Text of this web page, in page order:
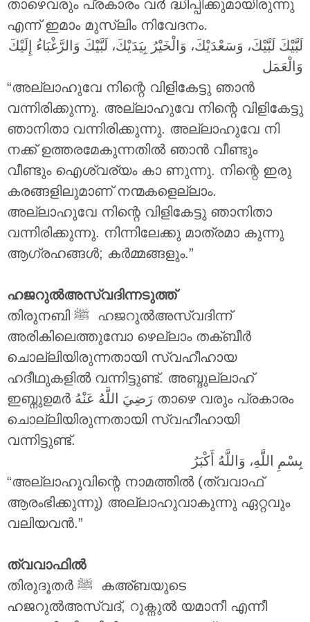
താഴെവരും പ്രകാരം വർ ദ്ധിപ്പിക്കുമായിരുന്നു
എന്ന് ഇമാം മുസ്‌ലിം നിവേദനം.
لَبَّيْكَ لَبَّيْكَ، وَسَعْدَيْكَ، وَالْخَيْرُ بِيَدَيْكَ، لَبَّيْكَ وَالرَّغْبَاءُ إِلَيْكَ
وَالْعَمَل
“അല്ലാഹുവേ നിന്റെ വിളികേട്ടു ഞാൻ
വന്നിരിക്കുന്നു. അല്ലാഹുവേ നിന്റെ വിളികേട്ടു
ഞാനിതാ വന്നിരിക്കുന്നു. അല്ലാഹുവേ നി
നക്ക് ഉത്തരമേകുന്നതിൽ ഞാൻ വീണ്ടും
വീണ്ടും ഐശ്വര്യം കാ ണുന്നു. നിന്റെ ഇരു
കരങ്ങളിലുമാണ് നന്മകളെല്ലാം.
അല്ലാഹുവേ നിന്റെ വിളികേട്ടു ഞാനിതാ
വന്നിരിക്കുന്നു. നിന്നിലേക്കു മാത്രമാ കുന്നു
ആഗ്രഹങ്ങൾ; കർമ്മങ്ങളും.”
ഹജറുൽഅസ്വദിന്നടുത്ത്
തിരുനബി ‎ﷺ ഹജറുൽഅസ്വദിന്ന്
അരികിലെത്തുമ്പോ ഴെല്ലാം തക്ബീർ
ചൊല്ലിയിരുന്നതായി സ്വഹീഹായ
ഹദീഥുകളിൽ വന്നിട്ടുണ്ട്. അബ്ദുല്ലാഹ്
ഇബ്നുഉമർ رَضِيَ اللَّهُ عَنْهُ താഴെ വരും പ്രകാരം
ചൊല്ലിയിരുന്നതായി സ്വഹീഹായി
വന്നിട്ടുണ്ട്.
بِسْمِ اللَّهِ، وَاللَّهُ أَكْبَرُ
“അല്ലാഹുവിന്റെ നാമത്തിൽ (ത്വവാഫ്
ആരംഭിക്കുന്നു) അല്ലാഹുവാകുന്നു ഏറ്റവും
വലിയവൻ.”
ത്വവാഫിൽ
തിരുദൂതർ ‎ﷺ കഅ്ബയുടെ
ഹജറുൽഅസ്വദ്, റുക്നുൽ യമാനീ എന്നീ